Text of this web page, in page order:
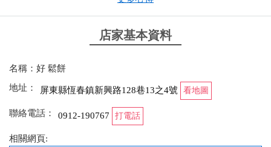
第一次來，真的有賣雞肉飯耶，超好吃的
路特斯泰妃焦糖鬆餅 鬆餅外酥內Q 加上冰淇淋淋上焦
糖 好好吃❤️
店家基本資料
名稱：好 鬆餅
地址：
屏東縣恆春鎮新興路128巷13之4號 看地圖
聯絡電話： 0912-190767 打電話
相關網頁: